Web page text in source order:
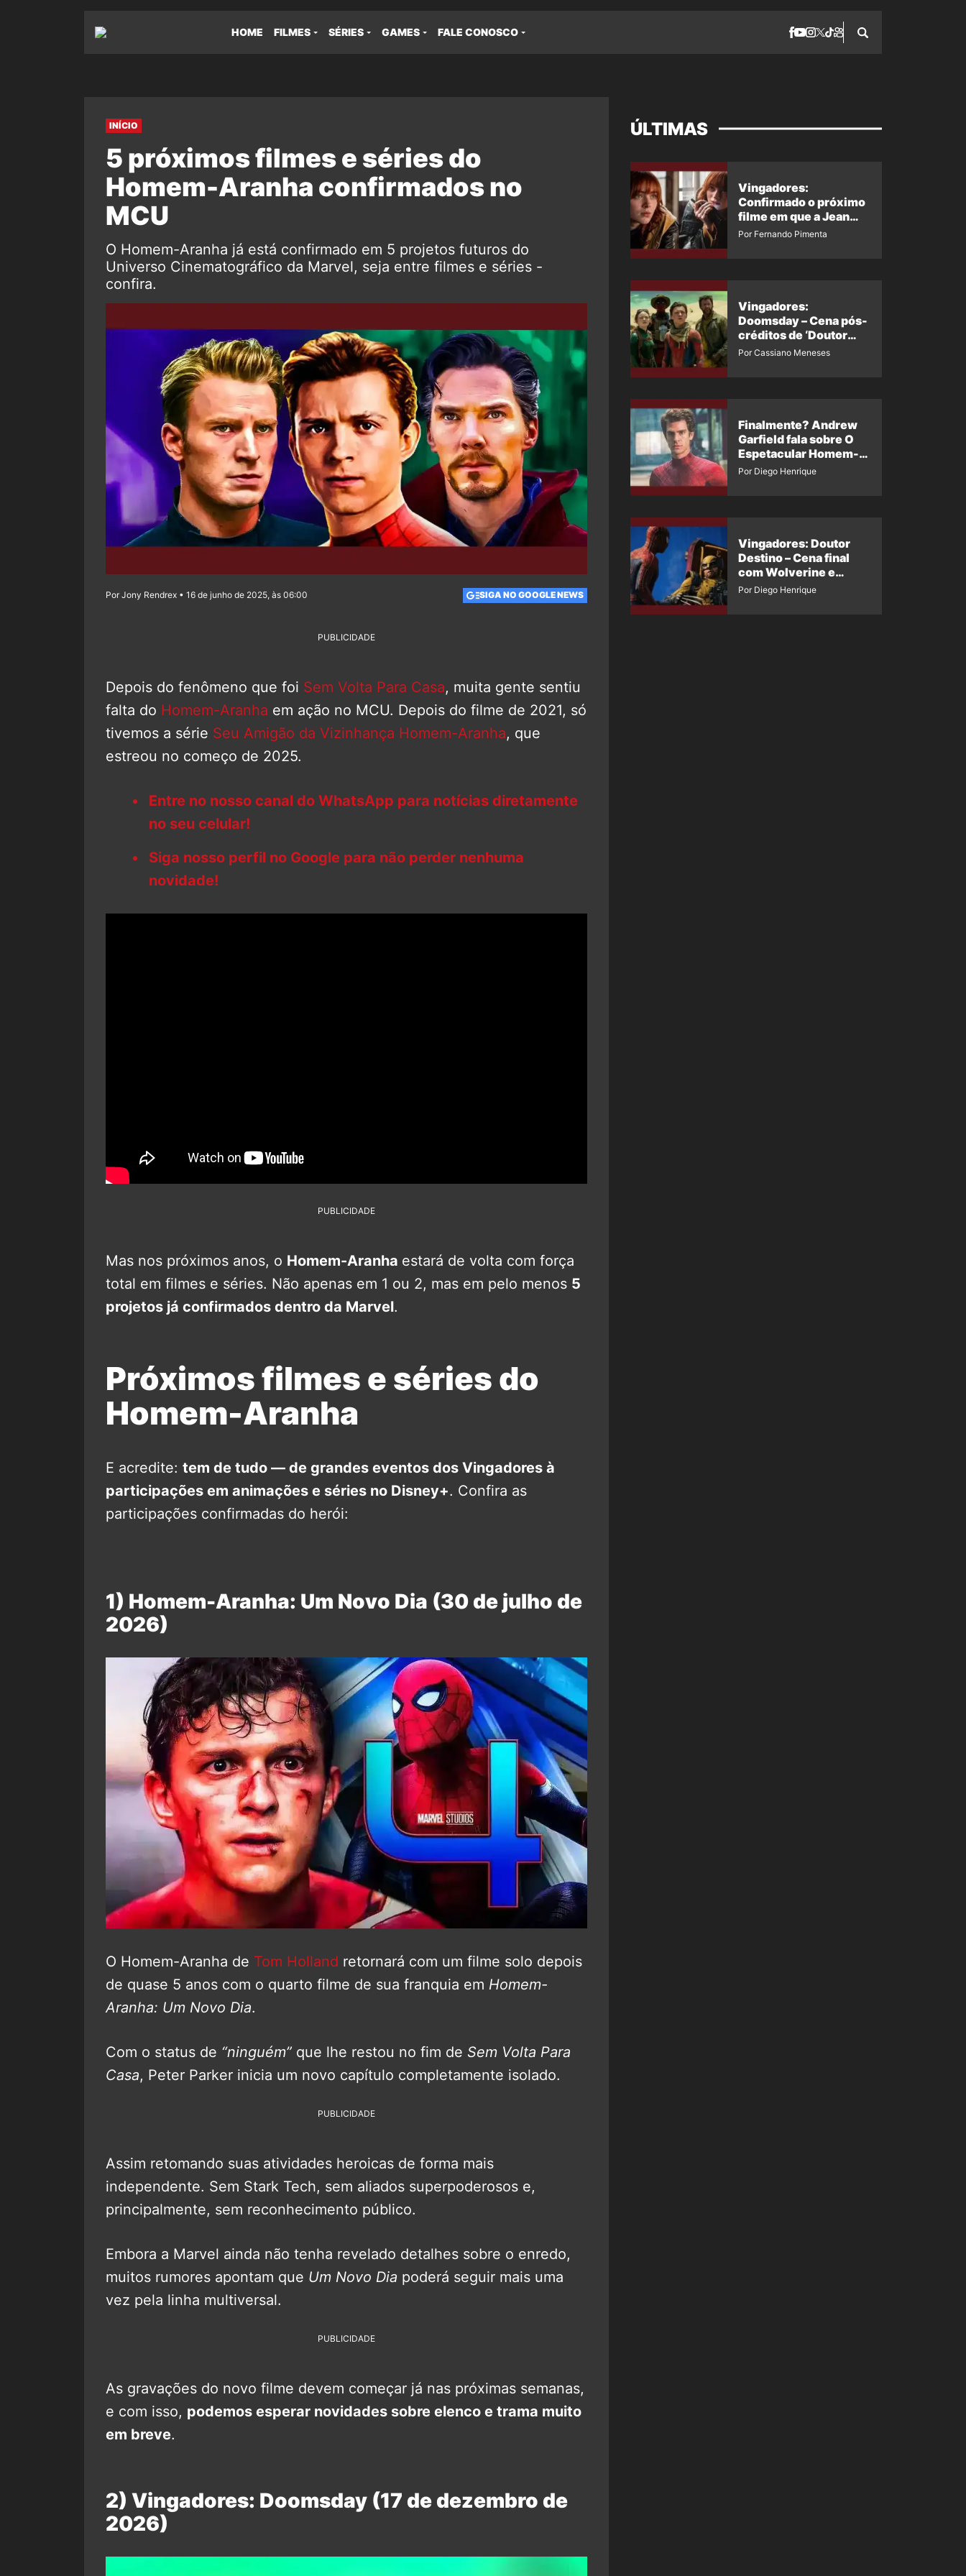
HOME FILMES SÉRIES GAMES FALE CONOSCO
INÍCIO
5 próximos filmes e séries do
Homem-Aranha confirmados no
MCU
O Homem-Aranha já está confirmado em 5 projetos futuros do
Universo Cinematográfico da Marvel, seja entre filmes e séries -
confira.
Por Jony Rendrex • 16 de junho de 2025, às 06:00 SIGA NO GOOGLE NEWS
PUBLICIDADE
Depois do fenômeno que foi Sem Volta Para Casa, muita gente sentiu
falta do Homem-Aranha em ação no MCU. Depois do filme de 2021, só
tivemos a série Seu Amigão da Vizinhança Homem-Aranha, que
estreou no começo de 2025.
Entre no nosso canal do WhatsApp para notícias diretamente
no seu celular!
Siga nosso perfil no Google para não perder nenhuma
novidade!
PUBLICIDADE
Mas nos próximos anos, o Homem-Aranha estará de volta com força
total em filmes e séries. Não apenas em 1 ou 2, mas em pelo menos 5
projetos já confirmados dentro da Marvel.
Próximos filmes e séries do
Homem-Aranha
E acredite: tem de tudo — de grandes eventos dos Vingadores à
participações em animações e séries no Disney+. Confira as
participações confirmadas do herói:
1) Homem-Aranha: Um Novo Dia (30 de julho de
2026)
O Homem-Aranha de Tom Holland retornará com um filme solo depois
de quase 5 anos com o quarto filme de sua franquia em Homem-
Aranha: Um Novo Dia.
Com o status de “ninguém” que lhe restou no fim de Sem Volta Para
Casa, Peter Parker inicia um novo capítulo completamente isolado.
PUBLICIDADE
Assim retomando suas atividades heroicas de forma mais
independente. Sem Stark Tech, sem aliados superpoderosos e,
principalmente, sem reconhecimento público.
Embora a Marvel ainda não tenha revelado detalhes sobre o enredo,
muitos rumores apontam que Um Novo Dia poderá seguir mais uma
vez pela linha multiversal.
PUBLICIDADE
As gravações do novo filme devem começar já nas próximas semanas,
e com isso, podemos esperar novidades sobre elenco e trama muito
em breve.
2) Vingadores: Doomsday (17 de dezembro de
2026)
ÚLTIMAS
Vingadores:
Confirmado o próximo
filme em que a Jean
Grey irá aparecer
Por Fernando Pimenta
Vingadores:
Doomsday – Cena pós-
créditos de ‘Doutor
Destino’ é revelada
Por Cassiano Meneses
Finalmente? Andrew
Garfield fala sobre O
Espetacular Homem-
Aranha 3
Por Diego Henrique
Vingadores: Doutor
Destino – Cena final
com Wolverine e
Homem-Aranha de
Por Diego Henrique